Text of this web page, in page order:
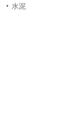
水泥